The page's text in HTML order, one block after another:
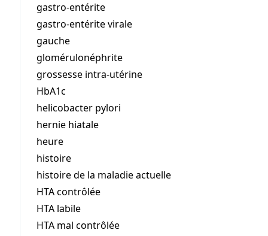
gastro-entérite
gastro-entérite virale
gauche
glomérulonéphrite
grossesse intra-utérine
HbA1c
helicobacter pylori
hernie hiatale
heure
histoire
histoire de la maladie actuelle
HTA contrôlée
HTA labile
HTA mal contrôlée